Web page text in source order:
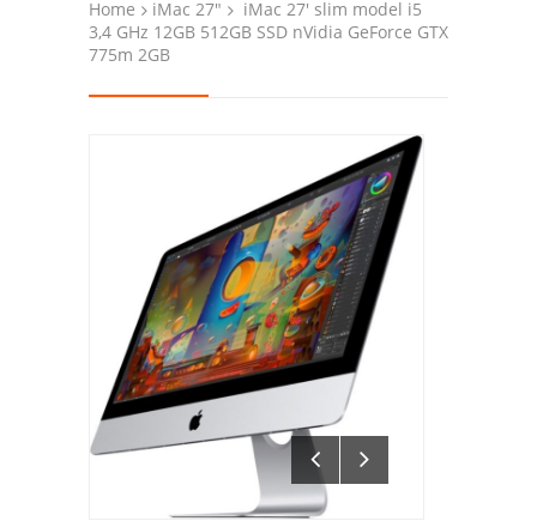
Home iMac 27"
iMac 27′ slim model i5
3,4 GHz 12GB 512GB SSD nVidia GeForce GTX
775m 2GB